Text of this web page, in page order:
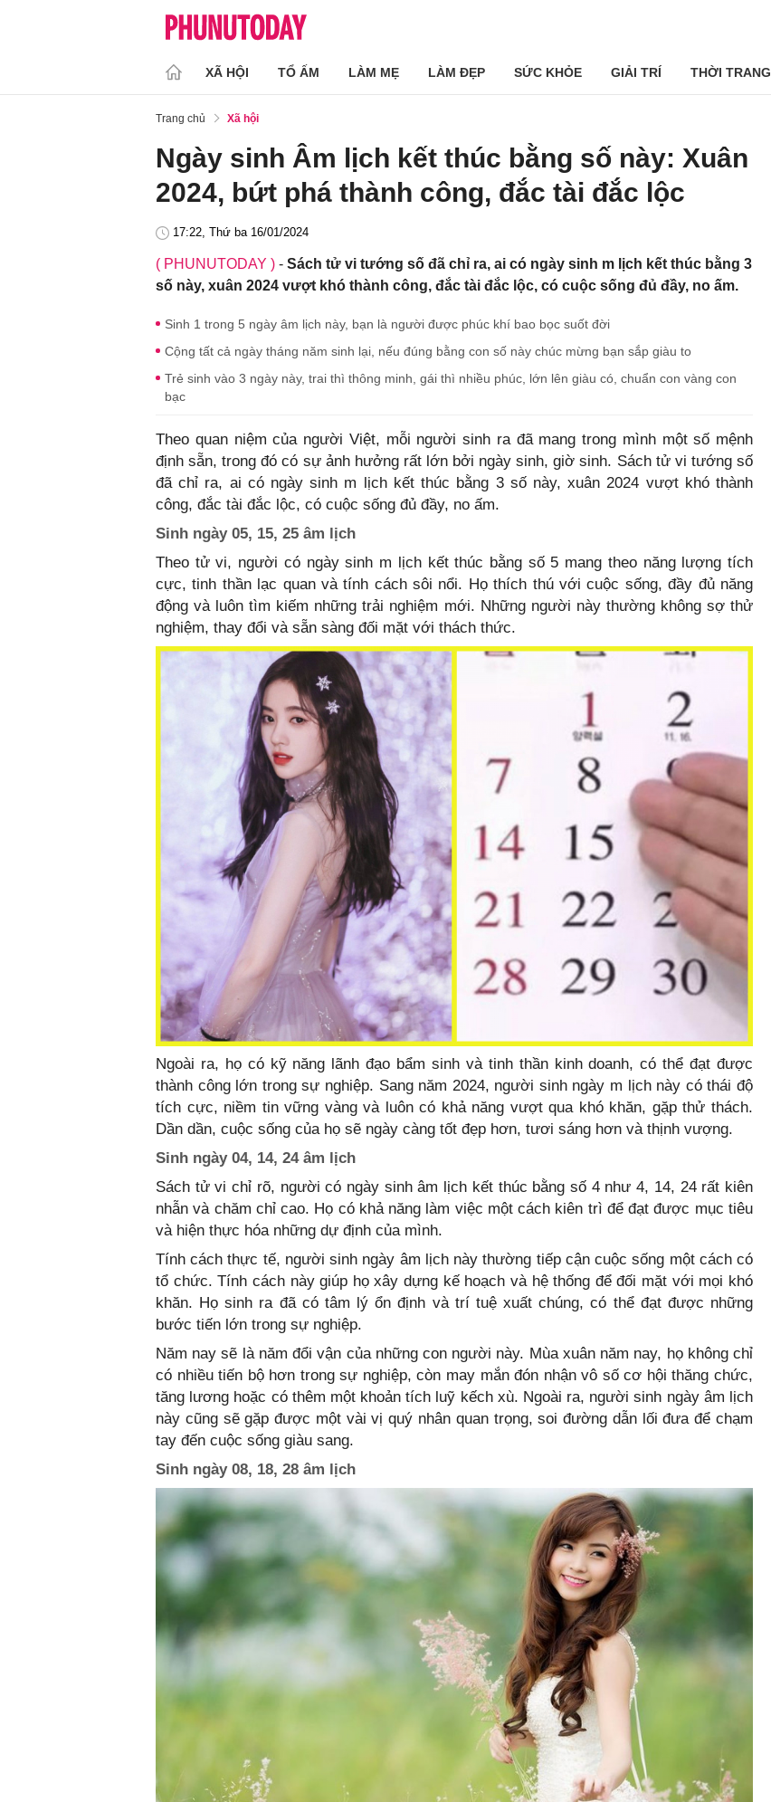
XÃ HỘI TỔ ẤM LÀM MẸ LÀM ĐẸP SỨC KHỎE GIẢI TRÍ THỜI TRANG
Trang chủ Xã hội
Ngày sinh Âm lịch kết thúc bằng số này: Xuân
2024, bứt phá thành công, đắc tài đắc lộc
17:22, Thứ ba 16/01/2024
( PHUNUTODAY ) - Sách tử vi tướng số đã chỉ ra, ai có ngày sinh m lịch kết thúc bằng 3
số này, xuân 2024 vượt khó thành công, đắc tài đắc lộc, có cuộc sống đủ đầy, no ấm.
Sinh 1 trong 5 ngày âm lịch này, bạn là người được phúc khí bao bọc suốt đời
Cộng tất cả ngày tháng năm sinh lại, nếu đúng bằng con số này chúc mừng bạn sắp giàu to
Trẻ sinh vào 3 ngày này, trai thì thông minh, gái thì nhiều phúc, lớn lên giàu có, chuẩn con vàng con
bạc
Theo quan niệm của người Việt, mỗi người sinh ra đã mang trong mình một số mệnh
định sẵn, trong đó có sự ảnh hưởng rất lớn bởi ngày sinh, giờ sinh. Sách tử vi tướng số
đã chỉ ra, ai có ngày sinh m lịch kết thúc bằng 3 số này, xuân 2024 vượt khó thành
công, đắc tài đắc lộc, có cuộc sống đủ đầy, no ấm.
Sinh ngày 05, 15, 25 âm lịch
Theo tử vi, người có ngày sinh m lịch kết thúc bằng số 5 mang theo năng lượng tích
cực, tinh thần lạc quan và tính cách sôi nổi. Họ thích thú với cuộc sống, đầy đủ năng
động và luôn tìm kiếm những trải nghiệm mới. Những người này thường không sợ thử
nghiệm, thay đổi và sẵn sàng đối mặt với thách thức.
Ngoài ra, họ có kỹ năng lãnh đạo bẩm sinh và tinh thần kinh doanh, có thể đạt được
thành công lớn trong sự nghiệp. Sang năm 2024, người sinh ngày m lịch này có thái độ
tích cực, niềm tin vững vàng và luôn có khả năng vượt qua khó khăn, gặp thử thách.
Dần dần, cuộc sống của họ sẽ ngày càng tốt đẹp hơn, tươi sáng hơn và thịnh vượng.
Sinh ngày 04, 14, 24 âm lịch
Sách tử vi chỉ rõ, người có ngày sinh âm lịch kết thúc bằng số 4 như 4, 14, 24 rất kiên
nhẫn và chăm chỉ cao. Họ có khả năng làm việc một cách kiên trì để đạt được mục tiêu
và hiện thực hóa những dự định của mình.
Tính cách thực tế, người sinh ngày âm lịch này thường tiếp cận cuộc sống một cách có
tổ chức. Tính cách này giúp họ xây dựng kế hoạch và hệ thống để đối mặt với mọi khó
khăn. Họ sinh ra đã có tâm lý ổn định và trí tuệ xuất chúng, có thể đạt được những
bước tiến lớn trong sự nghiệp.
Năm nay sẽ là năm đổi vận của những con người này. Mùa xuân năm nay, họ không chỉ
có nhiều tiến bộ hơn trong sự nghiệp, còn may mắn đón nhận vô số cơ hội thăng chức,
tăng lương hoặc có thêm một khoản tích luỹ kếch xù. Ngoài ra, người sinh ngày âm lịch
này cũng sẽ gặp được một vài vị quý nhân quan trọng, soi đường dẫn lối đưa để chạm
tay đến cuộc sống giàu sang.
Sinh ngày 08, 18, 28 âm lịch